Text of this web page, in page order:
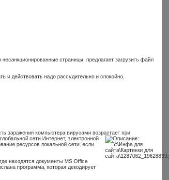
страницы, предлагает загрузить файл
и действовать надо рассудительно и спокойно.
заражения компьютера вирусами возрастает при
сети Интернет, электронной
ресурсов локальной сети, если
находятся документы MS Office
программа, которая декодирует